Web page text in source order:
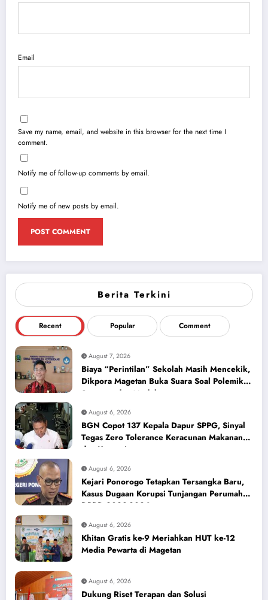
Berita Terkini
Recent Popular Comment
August 7, 2026
Biaya “Perintilan” Sekolah Masih Mencekik,
Dikpora Magetan Buka Suara Soal Polemik
Seragam dan Modul
August 6, 2026
BGN Copot 137 Kepala Dapur SPPG, Sinyal
Tegas Zero Tolerance Keracunan Makanan
dan Korupsi
August 6, 2026
Kejari Ponorogo Tetapkan Tersangka Baru,
Kasus Dugaan Korupsi Tunjangan Perumahan
DPRD 2023-2026
August 6, 2026
Khitan Gratis ke-9 Meriahkan HUT ke-12
Media Pewarta di Magetan
August 6, 2026
Dukung Riset Terapan dan Solusi
Email
Save my name, email, and website in this browser for the next time I
comment.
Notify me of follow-up comments by email.
Notify me of new posts by email.